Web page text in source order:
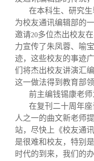
在本科生、研究
为校友通讯编辑部的
邀请20多位杰出校友
力宣传了朱凤蓉、喻
迹，这些校友的事迹
们将杰出校友讲演汇
这一做法得到教育部领
前主编钱锡康老师
在复刊二十周年
人之一的曲文新老师
站，尽快上《校友通
是很难和校友，特别
时代的到来，我们的